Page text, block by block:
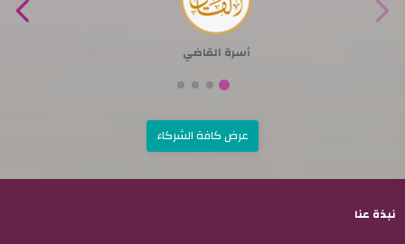
أسرة القاضي
عرض كافة الشركاء
نبذة عنا